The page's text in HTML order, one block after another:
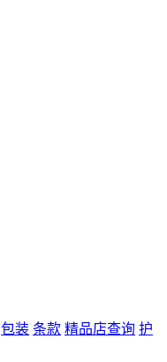
包装 条款 精品店查询 护